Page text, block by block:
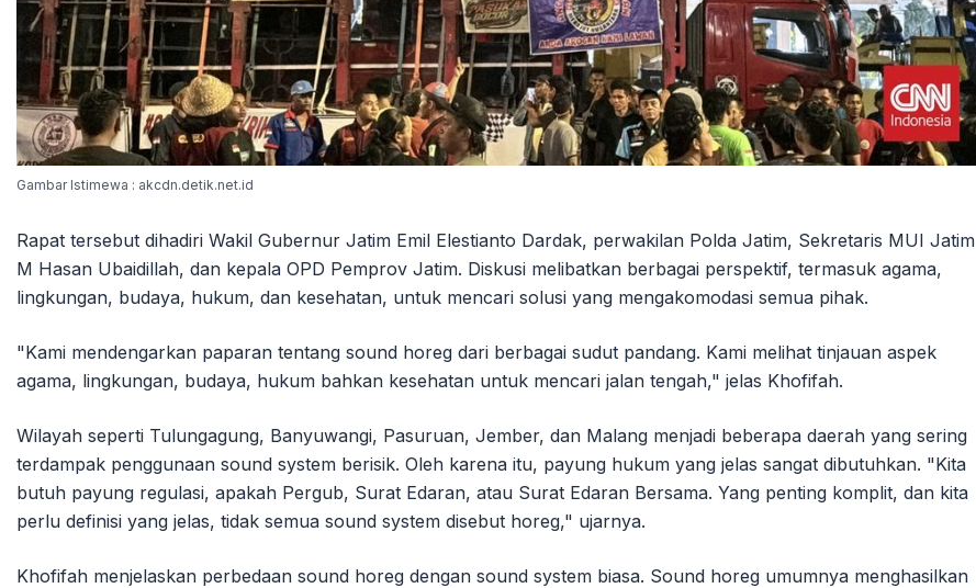
Gambar Istimewa : akcdn.detik.net.id
Rapat tersebut dihadiri Wakil Gubernur Jatim Emil Elestianto Dardak, perwakilan Polda Jatim, Sekretaris MUI Jatim
M Hasan Ubaidillah, dan kepala OPD Pemprov Jatim. Diskusi melibatkan berbagai perspektif, termasuk agama,
lingkungan, budaya, hukum, dan kesehatan, untuk mencari solusi yang mengakomodasi semua pihak.
"Kami mendengarkan paparan tentang sound horeg dari berbagai sudut pandang. Kami melihat tinjauan aspek
agama, lingkungan, budaya, hukum bahkan kesehatan untuk mencari jalan tengah," jelas Khofifah.
Wilayah seperti Tulungagung, Banyuwangi, Pasuruan, Jember, dan Malang menjadi beberapa daerah yang sering
terdampak penggunaan sound system berisik. Oleh karena itu, payung hukum yang jelas sangat dibutuhkan. "Kita
butuh payung regulasi, apakah Pergub, Surat Edaran, atau Surat Edaran Bersama. Yang penting komplit, dan kita
perlu definisi yang jelas, tidak semua sound system disebut horeg," ujarnya.
Khofifah menjelaskan perbedaan sound horeg dengan sound system biasa. Sound horeg umumnya menghasilkan